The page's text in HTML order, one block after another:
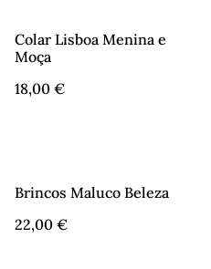
Colar Lisboa Menina e
Moça
18,00 €
Brincos Maluco Beleza
22,00 €